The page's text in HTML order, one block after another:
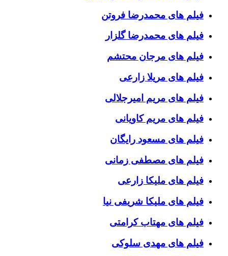
فیلم های محمدرضا فروتن
فیلم های محمدرضا گلزار
فیلم های مرجان محتشم
فیلم های مریلا زارعی
فیلم های مریم امیرجلالی
فیلم های مریم کاویانی
فیلم های مسعود رایگان
فیلم های مصطفی زمانی
فیلم های ملیکا زارعی
فیلم های ملیکا شریفی نیا
فیلم های مهتاب کرامتی
فیلم های مهدی سلوکی